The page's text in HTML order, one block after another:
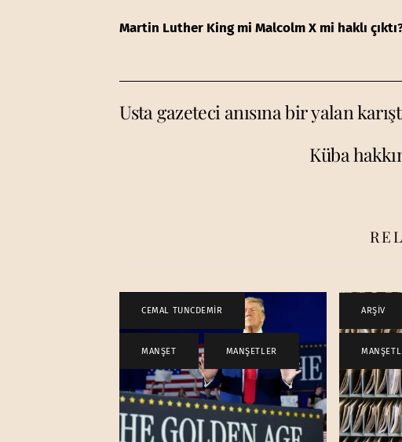
Martin Luther King mi Malcolm X mi haklı
Usta gazeteci anısına bir yalan
Küba
CEMAL TUNCDEMİR ,
MANŞET , MANŞETLER
ARŞİV